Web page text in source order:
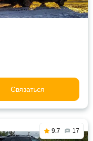
Связаться
9.7 17